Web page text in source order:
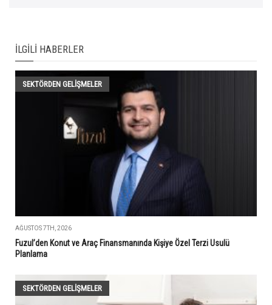
İLGILI HABERLER
SEKTÖRDEN GELIŞMELER
AĞUSTOS 7TH, 2026
Fuzul’den Konut ve Araç Finansmanında Kişiye Özel Terzi Usulü
Planlama
SEKTÖRDEN GELIŞMELER